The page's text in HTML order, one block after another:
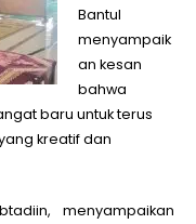
Bantul
menyampaik
an kesan
bahwa
baru untuk terus
kreatif dan
menyampaikan